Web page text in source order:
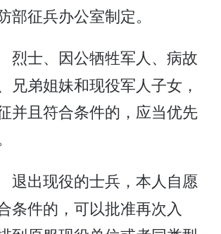
部征兵办公室制定。
烈士、因公牺牲军人、病故
兄弟姐妹和现役军人子女，
并且符合条件的，应当优先
退出现役的士兵，本人自愿
条件的，可以批准再次入